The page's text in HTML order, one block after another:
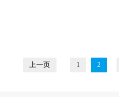
上一页 1 2